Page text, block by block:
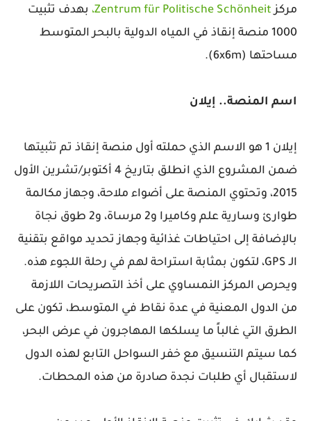
مركزZentrum für Politische Schönheit، بهدف تثبيت
1000 منصة إنقاذ في المياه الدولية بالبحر المتوسط
مساحتها (6x6m).
اسم المنصة.. إيلان
إيلان 1 هو الاسم الذي حملته أول منصة إنقاذ تم تثبيتها
ضمن المشروع الذي انطلق بتاريخ 4 أكتوبر/تشرين الأول
2015، وتحتوي المنصة على أضواء ملاحة، وجهاز مكالمة
طوارئ وسارية علم وكاميرا و2 مرساة، و2 طوق نجاة
بالإضافة إلى احتياطات غذائية وجهاز تحديد مواقع بتقنية
الـ GPS، لتكون بمثابة استراحة لهم في رحلة اللجوء هذه.
ويحرص المركز النمساوي على أخذ التصريحات اللازمة
من الدول المعنية في عدة نقاط في المتوسط، تكون على
الطرق التي غالباً ما يسلكها المهاجرون في عرض البحر،
كما سيتم التنسيق مع خفر السواحل التابع لهذه الدول
لاستقبال أي طلبات نجدة صادرة من هذه المحطات.